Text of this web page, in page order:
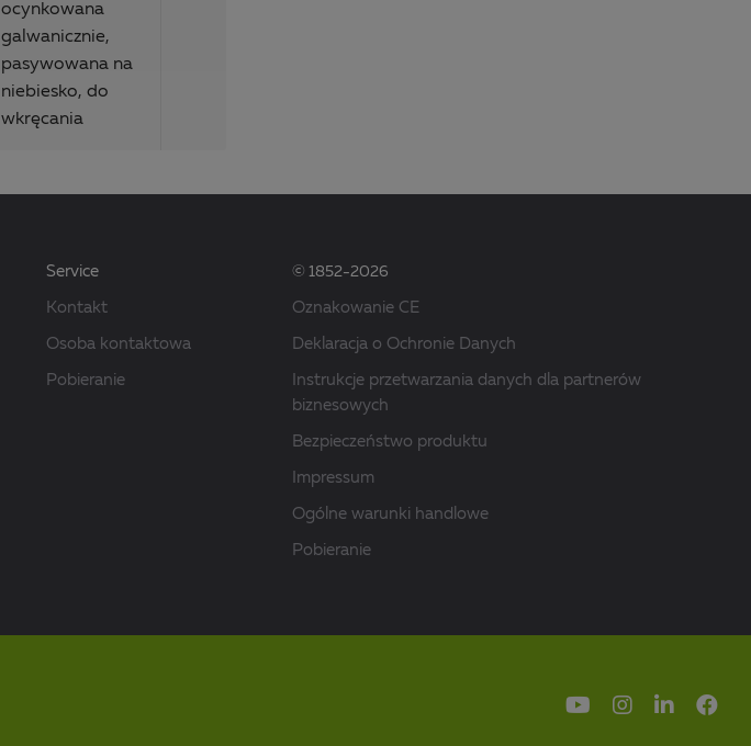
ocynkowana
galwanicznie,
pasywowana na
niebiesko, do
wkręcania
Service
Kontakt
Osoba kontaktowa
Pobieranie
© 1852-2026
Oznakowanie CE
Deklaracja o Ochronie Danych
Instrukcje przetwarzania danych dla partnerów
biznesowych
Bezpieczeństwo produktu
Impressum
Ogólne warunki handlowe
Pobieranie